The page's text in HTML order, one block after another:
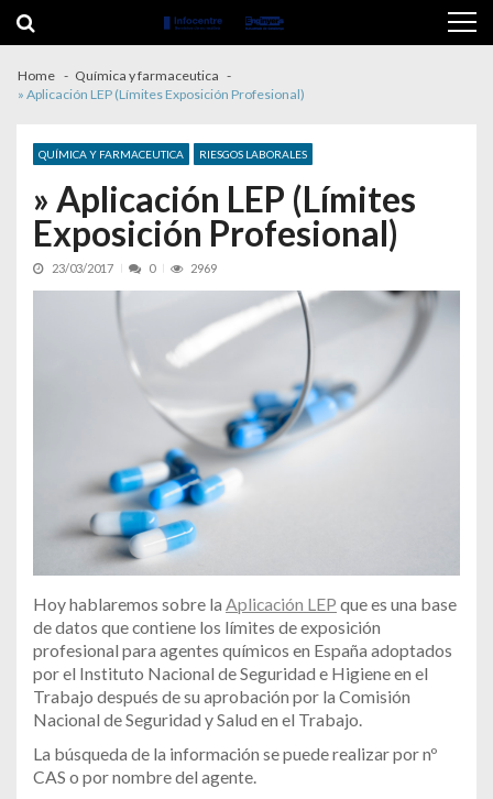
Home
Química y farmaceutica
» Aplicación LEP (Límites Exposición Profesional)
QUÍMICA Y FARMACEUTICA RIESGOS LABORALES
» Aplicación LEP (Límites
Exposición Profesional)
23/03/2017 0 2969
Hoy hablaremos sobre la Aplicación LEP que es una base
de datos que contiene los límites de exposición
profesional para agentes químicos en España adoptados
por el Instituto Nacional de Seguridad e Higiene en el
Trabajo después de su aprobación por la Comisión
Nacional de Seguridad y Salud en el Trabajo.
La búsqueda de la información se puede realizar por nº
CAS o por nombre del agente.